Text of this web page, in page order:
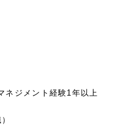
ネジメント経験1年以上